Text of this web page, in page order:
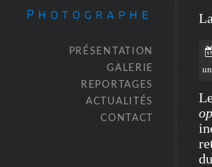
PRÉSENTATION
GALERIE
REPORTAGES
ACTUALITÉS
CONTACT